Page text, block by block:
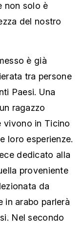
non solo è
del nostro
è già
tra persone
Paesi. Una
ragazzo
vivono in Ticino
loro esperienze.
dedicato alla
proveniente
da
in arabo parlerà
Nel secondo